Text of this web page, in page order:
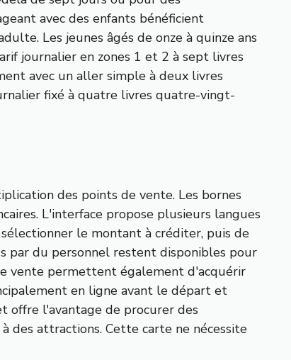
avec des enfants bénéficient
Les jeunes âgés de onze à quinze ans
journalier en zones 1 et 2 à sept livres
avec un aller simple à deux livres
fixé à quatre livres quatre-vingt-
des points de vente. Les bornes
L'interface propose plusieurs langues
le montant à créditer, puis de
par du personnel restent disponibles pour
vente permettent également d'acquérir
en ligne avant le départ et
offre l'avantage de procurer des
des attractions. Cette carte ne nécessite